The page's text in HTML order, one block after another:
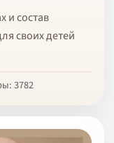
и состав
своих детей
3782